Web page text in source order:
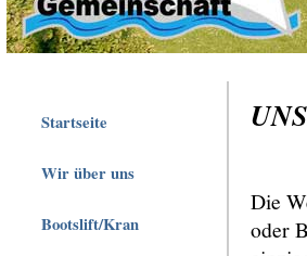
Startseite
Wir über uns
Bootslift/Kran
Die
oder